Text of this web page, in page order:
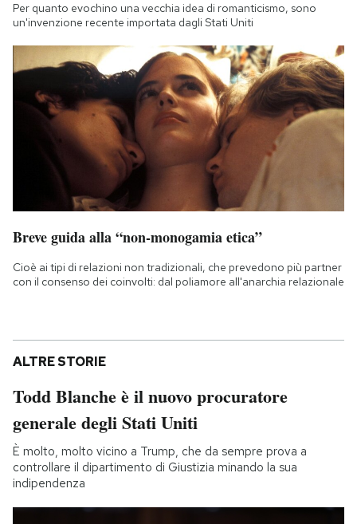
Per quanto evochino una vecchia idea di romanticismo, sono
un'invenzione recente importata dagli Stati Uniti
Breve guida alla “non-monogamia etica”
Cioè ai tipi di relazioni non tradizionali, che prevedono più partner
con il consenso dei coinvolti: dal poliamore all'anarchia relazionale
ALTRE STORIE
Todd Blanche è il nuovo procuratore
generale degli Stati Uniti
È molto, molto vicino a Trump, che da sempre prova a
controllare il dipartimento di Giustizia minando la sua
indipendenza